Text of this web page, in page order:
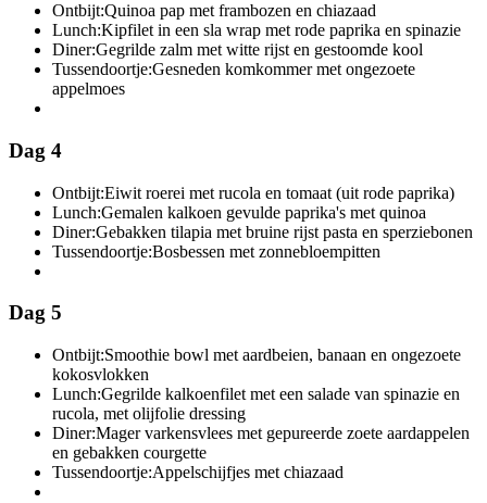
Ontbijt:Quinoa pap met frambozen en chiazaad
Lunch:Kipfilet in een sla wrap met rode paprika en spinazie
Diner:Gegrilde zalm met witte rijst en gestoomde kool
Tussendoortje:Gesneden komkommer met ongezoete
appelmoes
Dag 4
Ontbijt:Eiwit roerei met rucola en tomaat (uit rode paprika)
Lunch:Gemalen kalkoen gevulde paprika's met quinoa
Diner:Gebakken tilapia met bruine rijst pasta en sperziebonen
Tussendoortje:Bosbessen met zonnebloempitten
Dag 5
Ontbijt:Smoothie bowl met aardbeien, banaan en ongezoete
kokosvlokken
Lunch:Gegrilde kalkoenfilet met een salade van spinazie en
rucola, met olijfolie dressing
Diner:Mager varkensvlees met gepureerde zoete aardappelen
en gebakken courgette
Tussendoortje:Appelschijfjes met chiazaad